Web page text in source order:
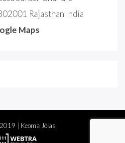
Rajasthan India
Maps
2019 | Keoma Jóias